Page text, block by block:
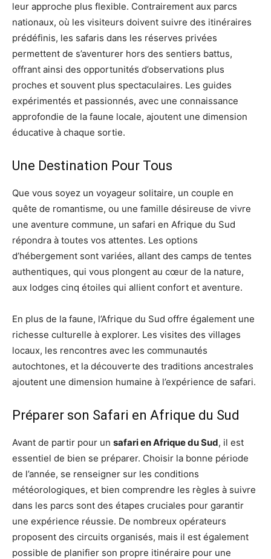
leur approche plus flexible. Contrairement aux parcs
nationaux, où les visiteurs doivent suivre des itinéraires
prédéfinis, les safaris dans les réserves privées
permettent de s’aventurer hors des sentiers battus,
offrant ainsi des opportunités d’observations plus
proches et souvent plus spectaculaires. Les guides
expérimentés et passionnés, avec une connaissance
approfondie de la faune locale, ajoutent une dimension
éducative à chaque sortie.
Une Destination Pour Tous
Que vous soyez un voyageur solitaire, un couple en
quête de romantisme, ou une famille désireuse de vivre
une aventure commune, un safari en Afrique du Sud
répondra à toutes vos attentes. Les options
d’hébergement sont variées, allant des camps de tentes
authentiques, qui vous plongent au cœur de la nature,
aux lodges cinq étoiles qui allient confort et aventure.
En plus de la faune, l’Afrique du Sud offre également une
richesse culturelle à explorer. Les visites des villages
locaux, les rencontres avec les communautés
autochtones, et la découverte des traditions ancestrales
ajoutent une dimension humaine à l’expérience de safari.
Préparer son Safari en Afrique du Sud
Avant de partir pour un safari en Afrique du Sud, il est
essentiel de bien se préparer. Choisir la bonne période
de l’année, se renseigner sur les conditions
météorologiques, et bien comprendre les règles à suivre
dans les parcs sont des étapes cruciales pour garantir
une expérience réussie. De nombreux opérateurs
proposent des circuits organisés, mais il est également
possible de planifier son propre itinéraire pour une